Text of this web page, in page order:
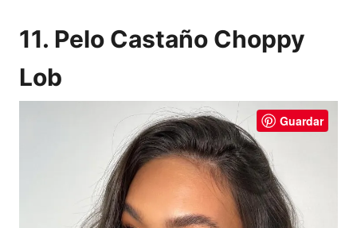
11. Pelo Castaño Choppy
Lob
Guardar